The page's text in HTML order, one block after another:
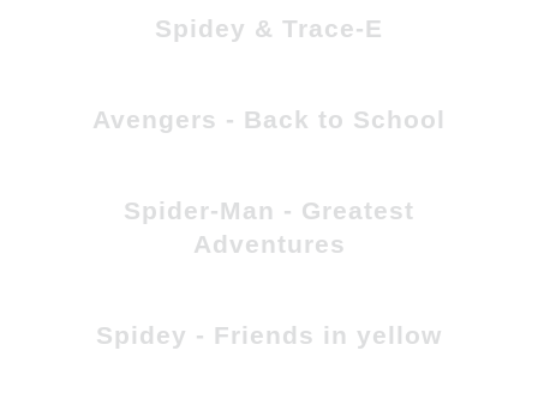
Spidey & Trace-E
Avengers - Back to School
Spider-Man - Greatest
Adventures
Spidey - Friends in yellow